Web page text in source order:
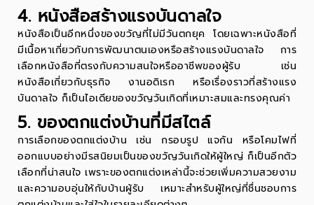
4. หนังสือสร้างแรงบันดาลใจ
หนังสือเป็นอีกหนึ่งของขวัญที่ไม่มีวันตกยุค โดยเฉพาะหนังสือที่
มีเนื้อหาเกี่ยวกับการพัฒนาตนเองหรือสร้างแรงบันดาลใจ การ
เลือกหนังสือที่ตรงกับความสนใจหรืออาชีพของผู้รับ เช่น
หนังสือเกี่ยวกับธุรกิจ งานอดิเรก หรือเรื่องราวที่สร้างแรง
บันดาลใจ ก็เป็นไอเดียของขวัญวันเกิดที่เหมาะสมและทรงคุณค่า
5. ของตกแต่งบ้านที่มีสไตล์
การเลือกของตกแต่งบ้าน เช่น กรอบรูป แจกัน หรือโคมไฟที่
ออกแบบอย่างมีรสนิยมเป็นของขวัญวันเกิดให้ผู้ใหญ่ ก็เป็นอีกตัว
เลือกที่น่าสนใจ เพราะของตกแต่งเหล่านี้จะช่วยเพิ่มความสวยงาม
และความอบอุ่นให้กับบ้านผู้รับ เหมาะสำหรับผู้ใหญ่ที่ชื่นชอบการ